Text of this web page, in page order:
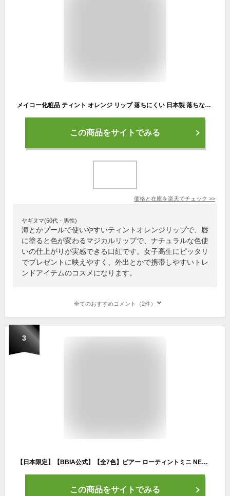
メイコー化粧品 ティント オレンジ リップ 落ちにくい 日本製 落ちない 唇に塗ると色が変化 落ちにくい口紅 ナチュラクター マジカルリップ 口紅 【ギフト対応】 【ソーシャルギフト対応】 プレゼント
この商品をサイトでみる
価格と在庫を楽天でチェック >>
ヤギヌマ(50代・男性)
海とかプールで使いやすいティントオレンジリップで、唇
に塗ると色が変わるマジカルリップで、ナチュラルな色使
いの仕上がりが実感できる口紅です。女子高生にピッタリ
でプレゼントに映えやすく、外出とかで携帯しやすいトレ
ンドアイテムのコスメになります。
全てのおすすめコメント（2件）
3
【日本限定】【BBIA公式】【全7色】ピアー ローティントミニ NEW グロウリップティント ウォーターティント ツヤティント 水光ティント 水彩画カラー 軽いテクスチャ ミニサイズ 水分ツヤ ウォーターリー 長時間維持 BBIA [一部使用期限1年未満品あり]
この商品をサイトでみる